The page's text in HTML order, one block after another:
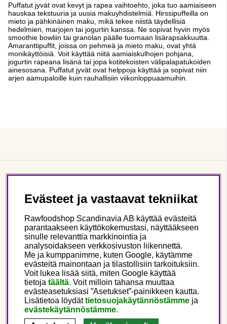
Puffatut jyvät ovat kevyt ja rapea vaihtoehto, joka tuo aamiaiseen
hauskaa tekstuuria ja uusia makuyhdistelmiä. Hirssipuffeilla on
mieto ja pähkinäinen maku, mikä tekee niistä täydellisiä
hedelmien, marjojen tai jogurtin kanssa. Ne sopivat hyvin myös
smoothie bowliin tai granolan päälle tuomaan lisärapsakkuutta.
Amaranttipuffit, joissa on pehmeä ja mieto maku, ovat yhtä
monikäyttöisiä. Voit käyttää niitä aamiaiskulhojen pohjana,
jogurtin rapeana lisänä tai jopa kotitekoisten välipalapatukoiden
ainesosana. Puffatut jyvät ovat helppoja käyttää ja sopivat niin
arjen aamupaloille kuin rauhallisiin viikonloppuaamuihin.
Seuraa meitä
Tämä on Rawfoodshop
Finland
Evästeet ja vastaavat tekniikat
Rawfoodshop Scandinavia AB käyttää evästeitä
parantaakseen käyttökokemustasi, näyttääkseen
sinulle relevanttia markkinointia ja
analysoidakseen verkkosivuston liikennettä.
Me ja kumppanimme, kuten Google, käytämme
evästeitä mainontaan ja tilastollisiin tarkoituksiin.
Voit lukea lisää siitä, miten Google käyttää
tietoja täältä. Voit milloin tahansa muuttaa
evästeasetuksiasi ”Asetukset”-painikkeen kautta.
Lisätietoa löydättietosuojakäytännöstämme ja
evästekäytännöstämme.